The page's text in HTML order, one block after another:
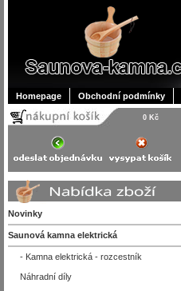
Homepage Obchodní podmínky
0 Kč
Novinky
Saunová kamna elektrická
- Kamna elektrická - rozcestník
Náhradní díly